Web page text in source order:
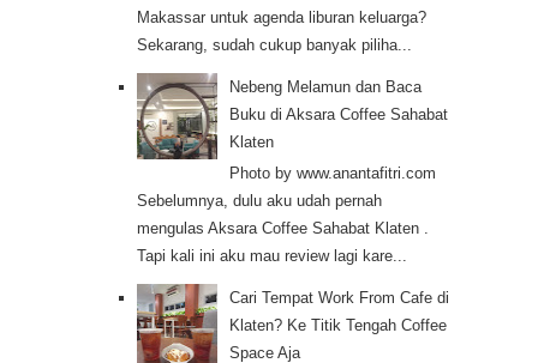
Makassar untuk agenda liburan keluarga?
Sekarang, sudah cukup banyak piliha...
Nebeng Melamun dan Baca
Buku di Aksara Coffee Sahabat
Klaten
Photo by www.anantafitri.com
Sebelumnya, dulu aku udah pernah
mengulas Aksara Coffee Sahabat Klaten .
Tapi kali ini aku mau review lagi kare...
Cari Tempat Work From Cafe di
Klaten? Ke Titik Tengah Coffee
Space Aja